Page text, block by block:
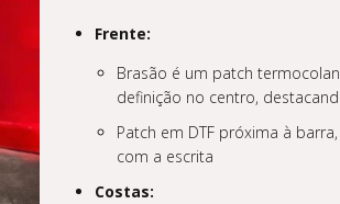
Frente:
Brasão é um patch
definição no centro,
Patch em DTF próxima à
com a escrita
Costas: